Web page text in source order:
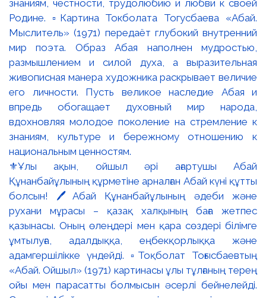
⚜️Ұлы ақын, ойшыл әрі ағартушы Абай
Құнанбайұлының құрметіне арналған Абай күні құтты
болсын! 🖊️Абай Құнанбайұлының әдеби және
рухани мұрасы – қазақ халқының баға жетпес
қазынасы. Оның өлеңдері мен қара сөздері білімге
ұмтылуға, адалдыққа, еңбекқорлыққа және
адамгершілікке үндейді. ▫️Тоқболат Тоғысбаевтың
«Абай. Ойшыл» (1971) картинасы ұлы тұлғаның терең
ойы мен парасатты болмысын әсерлі бейнелейді.